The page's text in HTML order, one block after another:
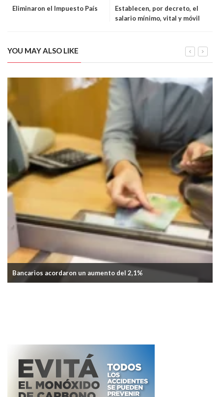
Eliminaron el Impuesto País
Establecen, por decreto, el
salario mínimo, vital y móvil
YOU MAY ALSO LIKE
Una fábrica abrió retiros voluntarios para reducir su personal
a la mitad